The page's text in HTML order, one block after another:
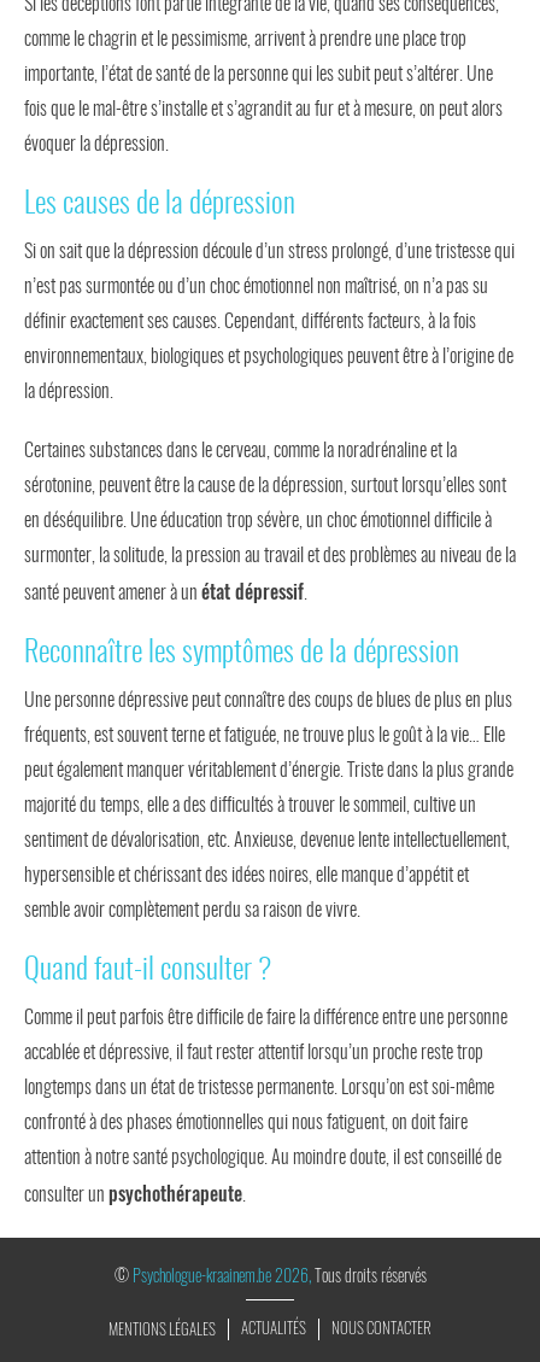
Si les déceptions font partie intégrante de la vie, quand ses conséquences,
comme le chagrin et le pessimisme, arrivent à prendre une place trop
importante, l’état de santé de la personne qui les subit peut s’altérer. Une
fois que le mal-être s’installe et s’agrandit au fur et à mesure, on peut alors
évoquer la dépression.
Les causes de la dépression
Si on sait que la dépression découle d’un stress prolongé, d’une tristesse qui
n’est pas surmontée ou d’un choc émotionnel non maîtrisé, on n’a pas su
définir exactement ses causes. Cependant, différents facteurs, à la fois
environnementaux, biologiques et psychologiques peuvent être à l’origine de
la dépression.
Certaines substances dans le cerveau, comme la noradrénaline et la
sérotonine, peuvent être la cause de la dépression, surtout lorsqu’elles sont
en déséquilibre. Une éducation trop sévère, un choc émotionnel difficile à
surmonter, la solitude, la pression au travail et des problèmes au niveau de la
santé peuvent amener à un état dépressif
Reconnaître les symptômes de la dépression
Une personne dépressive peut connaître des coups de blues de plus en plus
fréquents, est souvent terne et fatiguée, ne trouve plus le goût à la vie… Elle
peut également manquer véritablement d’énergie. Triste dans la plus grande
majorité du temps, elle a des difficultés à trouver le sommeil, cultive un
sentiment de dévalorisation, etc. Anxieuse, devenue lente intellectuellement,
hypersensible et chérissant des idées noires, elle manque d’appétit et
semble avoir complètement perdu sa raison de vivre.
Quand faut-il consulter ?
Comme il peut parfois être difficile de faire la différence entre une personne
accablée et dépressive, il faut rester attentif lorsqu’un proche reste trop
longtemps dans un état de tristesse permanente. Lorsqu’on est soi-même
confronté à des phases émotionnelles qui nous fatiguent, on doit faire
attention à notre santé psychologique. Au moindre doute, il est conseillé de
consulter un psychothérapeute
©Psychologue-kraainem.be 2026,Tous droits réservés
MENTIONS LÉGALES ACTUALITÉS NOUS CONTACTER